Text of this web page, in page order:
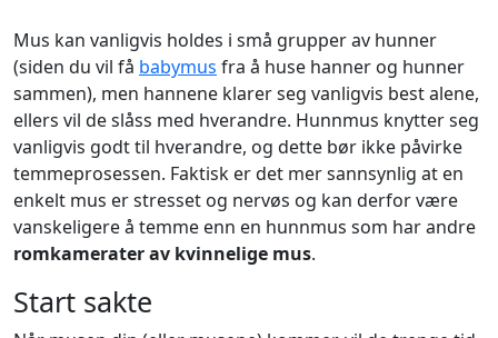
Mus kan vanligvis holdes i små grupper av hunner
(siden du vil få babymus fra å huse hanner og hunner
sammen), men hannene klarer seg vanligvis best alene,
ellers vil de slåss med hverandre. Hunnmus knytter seg
vanligvis godt til hverandre, og dette bør ikke påvirke
temmeprosessen. Faktisk er det mer sannsynlig at en
enkelt mus er stresset og nervøs og kan derfor være
vanskeligere å temme enn en hunnmus som har andre
romkamerater av kvinnelige mus.
Start sakte